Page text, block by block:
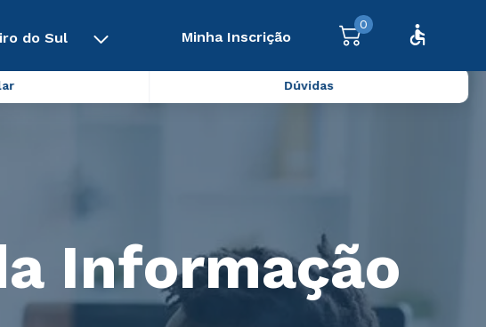
do Sul Minha Inscrição
0
Dúvidas
Informação